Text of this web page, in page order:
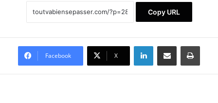
Copy URL
Facebook X